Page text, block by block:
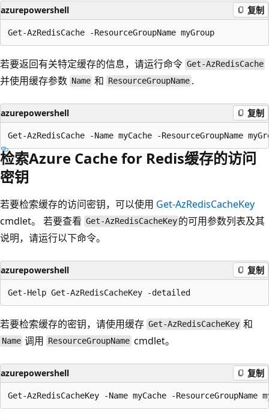
azurepowershell 复制
若要返回有关特定缓存的信息，请运行命令 Get-AzRedisCache
并使用缓存参数 Name 和 ResourceGroupName .
azurepowershell 复制
检索Azure Cache for Redis缓存的访问
密钥
若要检索缓存的访问密钥，可以使用 Get-AzRedisCacheKey
cmdlet。 若要查看 Get-AzRedisCacheKey 的可用参数列表及其
说明，请运行以下命令。
azurepowershell 复制
若要检索缓存的密钥，请使用缓存 Get-AzRedisCacheKey 和
Name 调用 ResourceGroupName cmdlet。
azurepowershell 复制